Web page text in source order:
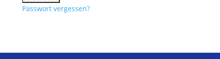
Passwort vergessen?